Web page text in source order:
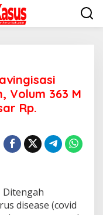
Volum 363 M
Rp.
Ditengah
disease (covid